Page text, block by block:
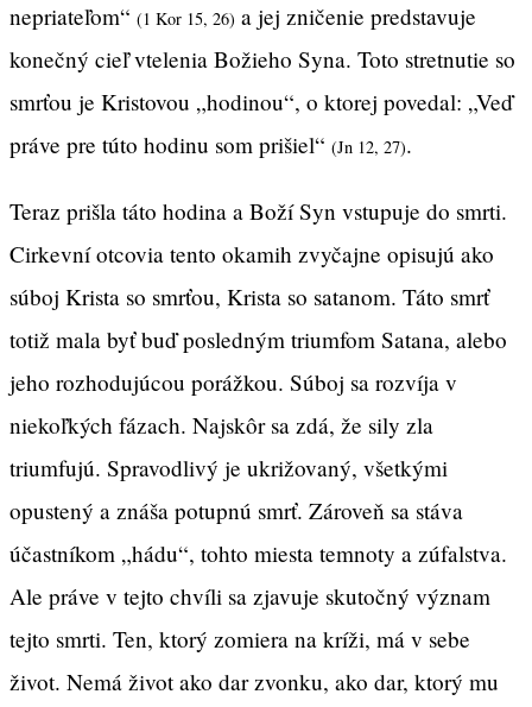
nepriateľom“ (1 Kor 15, 26) a jej zničenie predstavuje
konečný cieľ vtelenia Božieho Syna. Toto stretnutie so
smrťou je Kristovou „hodinou“, o ktorej povedal: „Veď
práve pre túto hodinu som prišiel“ (Jn 12, 27).
Teraz prišla táto hodina a Boží Syn vstupuje do smrti.
Cirkevní otcovia tento okamih zvyčajne opisujú ako
súboj Krista so smrťou, Krista so satanom. Táto smrť
totiž mala byť buď posledným triumfom Satana, alebo
jeho rozhodujúcou porážkou. Súboj sa rozvíja v
niekoľkých fázach. Najskôr sa zdá, že sily zla
triumfujú. Spravodlivý je ukrižovaný, všetkými
opustený a znáša potupnú smrť. Zároveň sa stáva
účastníkom „hádu“, tohto miesta temnoty a zúfalstva.
Ale práve v tejto chvíli sa zjavuje skutočný význam
tejto smrti. Ten, ktorý zomiera na kríži, má v sebe
život. Nemá život ako dar zvonku, ako dar, ktorý mu